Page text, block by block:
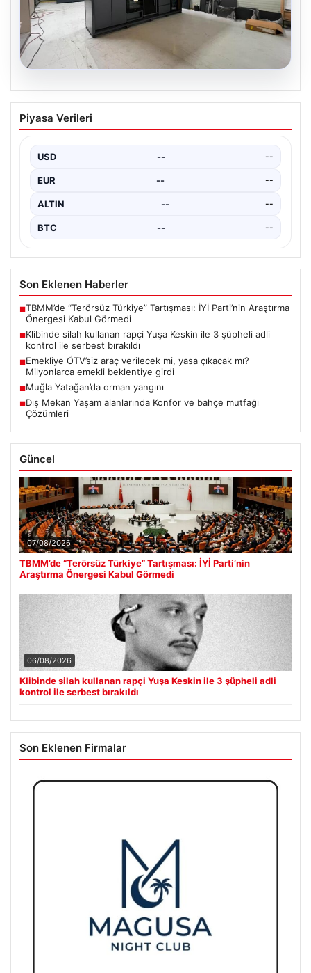
Dış Mekan Yaşam alanlarında Konfor ve
bahçe mutfağı Çözümleri
bölümlerinden bir tanesi durumuna ulaşmıştır. Yeşille…
Piyasa Verileri
USD -- --
EUR -- --
ALTIN -- --
BTC -- --
Son Eklenen Haberler
■TBMM’de “Terörsüz Türkiye” Tartışması: İYİ Parti’nin Araştırma
Önergesi Kabul Görmedi
■Klibinde silah kullanan rapçi Yuşa Keskin ile 3 şüpheli adli
kontrol ile serbest bırakıldı
■Emekliye ÖTV’siz araç verilecek mi, yasa çıkacak mı?
Milyonlarca emekli beklentiye girdi
■Muğla Yatağan’da orman yangını
■Dış Mekan Yaşam alanlarında Konfor ve bahçe mutfağı
Çözümleri
Güncel
07/08/2026
TBMM’de “Terörsüz Türkiye” Tartışması: İYİ Parti’nin
Araştırma Önergesi Kabul Görmedi
06/08/2026
Klibinde silah kullanan rapçi Yuşa Keskin ile 3 şüpheli adli
kontrol ile serbest bırakıldı
Son Eklenen Firmalar